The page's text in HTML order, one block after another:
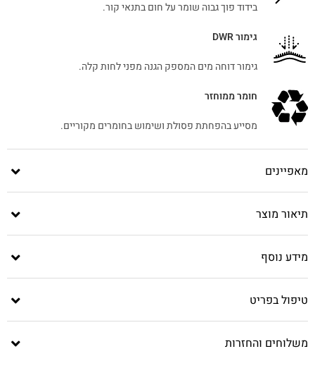
בידוד פוך גבוה שומר על חום בתנאי קור.
גימור DWR
גימור דוחה מים המספק הגנה מפני לחות קלה.
חומר ממוחזר
מסייע בהפחתת פסולת ושימוש בחומרים מקוריים.
מאפיינים
תיאור מוצר
מידע נוסף
טיפול בפריט
משלוחים והחזרות